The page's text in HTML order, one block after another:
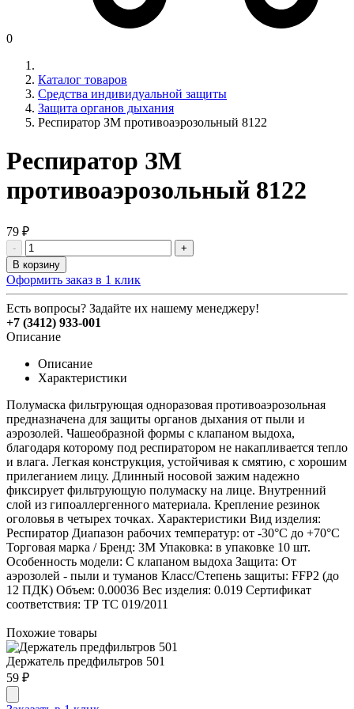
0
Каталог товаров
Средства индивидуальной защиты
Защита органов дыхания
Респиратор ЗМ противоаэрозольный 8122
Респиратор ЗМ
противоаэрозольный 8122
79 ₽
-
+
В корзину
Оформить заказ в 1 клик
Есть вопросы? Задайте их нашему менеджеру!
+7 (3412) 933-001
Описание
Описание
Характеристики
Полумаска фильтрующая одноразовая противоаэрозольная
предназначена для защиты органов дыхания от пыли и
аэрозолей. Чашеобразной формы с клапаном выдоха,
благодаря которому под респиратором не накапливается тепло
и влага. Легкая конструкция, устойчивая к смятию, с хорошим
прилеганием лицу. Длинный носовой зажим надежно
фиксирует фильтрующую полумаску на лице. Внутренний
слой из гипоаллергенного материала. Крепление резинок
оголовья в четырех точках. Характеристики Вид изделия:
Респиратор Диапазон рабочих температур: от -30°С до +70°С
Торговая марка / Бренд: 3М Упаковка: в упаковке 10 шт.
Особенность модели: С клапаном выдоха Защита: От
аэрозолей - пыли и туманов Класс/Степень защиты: FFP2 (до
12 ПДК) Объем: 0.00036 Вес изделия: 0.019 Сертификат
соответствия: ТР ТС 019/2011
Похожие товары
Держатель предфильтров 501
59 ₽